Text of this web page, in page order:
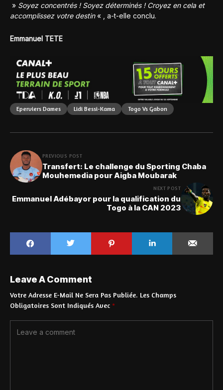
» Soyez concentrés ! Soyez déterminés ! Croyez en cela et
accomplissez votre destin« , a-t-elle conclu.
Emmanuel TETE
Eperviers Dames Lidi Bessi-Kama Togo Vs Gabon
PREVIOUS POST
Transfert: Le challenge du Sporting Chaba
Mouhemedia pour Aigba Moubarak
NEXT POST
Emmanuel Adébayor pour la qualification du
Togo à la CAN 2023
Leave A Comment
Votre Adresse E-Mail Ne Sera Pas Publiée. Les Champs
Obligatoires Sont Indiqués Avec *